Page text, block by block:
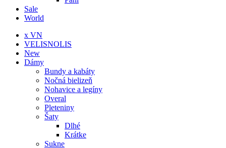
Sale
World
x VN
VELISNOLIS
New
Dámy
Bundy a kabáty
Nočná bielizeň
Nohavice a legíny
Overal
Pleteniny
Šaty
Dlhé
Krátke
Sukne